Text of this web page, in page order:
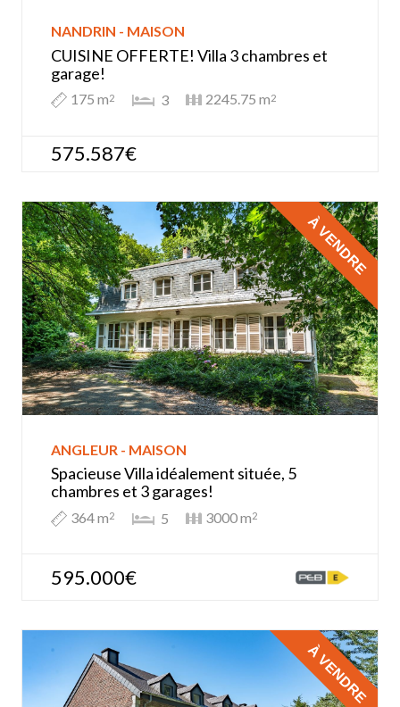
NANDRIN - MAISON
CUISINE OFFERTE! Villa 3 chambres et
garage!
175 m2 3 2245.75 m2
575.587€
ANGLEUR - MAISON
Spacieuse Villa idéalement située, 5
chambres et 3 garages!
364 m2 5 3000 m2
595.000€
À VENDRE
À VENDRE